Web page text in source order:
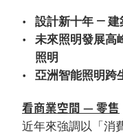
設計新十年 — 建
未來照明發展高
照明
亞洲智能照明跨
看商業空間 — 零售
近年來強調以「消